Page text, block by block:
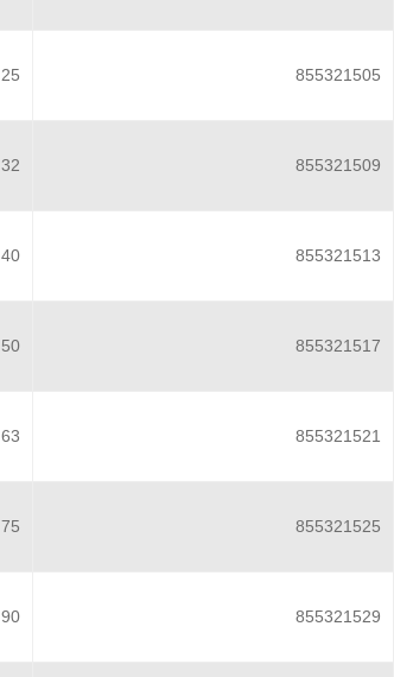
855321505
25
855321509
32
855321513
40
855321517
50
855321521
63
855321525
75
855321529
90